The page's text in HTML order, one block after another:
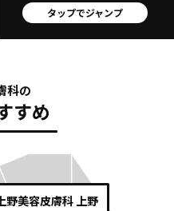
タップでジャンプ
科の
すめ
袋
上野美容皮膚科 上野